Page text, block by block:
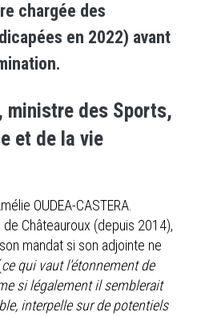
chargée des
en 2022) avant
ministre des Sports,
et de la vie
OUDEA-CASTERA.
Châteauroux (depuis 2014),
mandat si son adjointe ne
ce qui vaut l'étonnement de
si légalement il semblerait
interpelle sur de potentiels